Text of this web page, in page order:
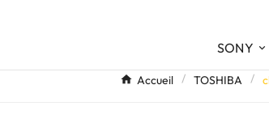
SONY
Accueil TOSHIBA